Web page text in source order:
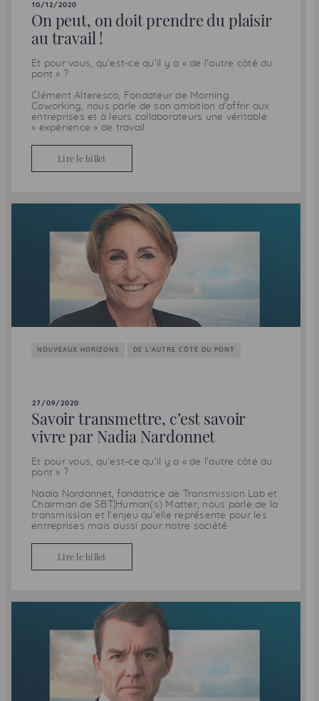
10/12/2020
On peut, on doit prendre du plaisir
au travail !
Et pour vous, qu’est-ce qu’il y a « de l’autre côté du
pont » ?
Clément Alteresco, Fondateur de Morning
Coworking , nous parle de son ambition d’offrir aux
entreprises et à leurs collaborateurs une véritable
« expérience » de travail.
Lire le billet
NOUVEAUX HORIZONS DE L'AUTRE CÔTÉ DU PONT
27/09/2020
Savoir transmettre, c’est savoir
vivre par Nadia Nardonnet
Et pour vous, qu’est-ce qu’il y a « de l’autre côté du
pont » ?
Nadia Nardonnet, fondatrice de Transmission Lab et
Chairman de SBT¦Human(s) Matter, nous parle de la
transmission et l’enjeu qu’elle représente pour les
entreprises mais aussi pour notre société
Lire le billet